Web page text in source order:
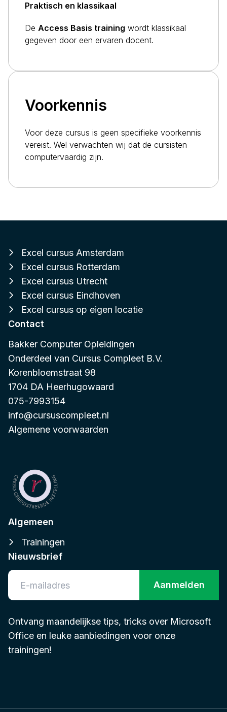
Praktisch en klassikaal
De Access Basis training wordt klassikaal
gegeven door een ervaren docent.
Voorkennis
Voor deze cursus is geen specifieke voorkennis
vereist. Wel verwachten wij dat de cursisten
computervaardig zijn.
Excel cursus Amsterdam
Excel cursus Rotterdam
Excel cursus Utrecht
Excel cursus Eindhoven
Excel cursus op eigen locatie
Contact
Bakker Computer Opleidingen
Onderdeel van Cursus Compleet B.V.
Korenbloemstraat 98
1704 DA Heerhugowaard
075-7993154
info@cursuscompleet.nl
Algemene voorwaarden
Algemeen
Trainingen
Nieuwsbrief
Aanmelden
Ontvang maandelijkse tips, tricks over Microsoft
Office en leuke aanbiedingen voor onze
trainingen!